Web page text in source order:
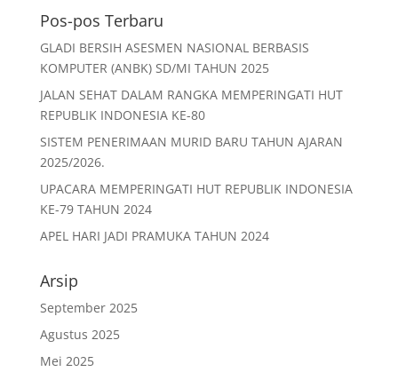
Pos-pos Terbaru
GLADI BERSIH ASESMEN NASIONAL BERBASIS
KOMPUTER (ANBK) SD/MI TAHUN 2025
JALAN SEHAT DALAM RANGKA MEMPERINGATI HUT
REPUBLIK INDONESIA KE-80
SISTEM PENERIMAAN MURID BARU TAHUN AJARAN
2025/2026.
UPACARA MEMPERINGATI HUT REPUBLIK INDONESIA
KE-79 TAHUN 2024
APEL HARI JADI PRAMUKA TAHUN 2024
Arsip
September 2025
Agustus 2025
Mei 2025